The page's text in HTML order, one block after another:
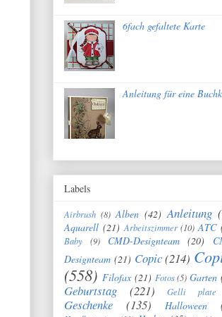
6fach gefaltete Karte
Anleitung für eine
Labels
Airbrush (8) Alben (42) Anleitung
Aquarell (21) Arbeitszimmer (10) ATC
Baby (9) CMD-Designteam (20)
Designteam (21) Copic (214)
(558) Filofax (21) Fotos (5) Garten
Geburtstag (221) Gelli plate
Geschenke (135) Halloween